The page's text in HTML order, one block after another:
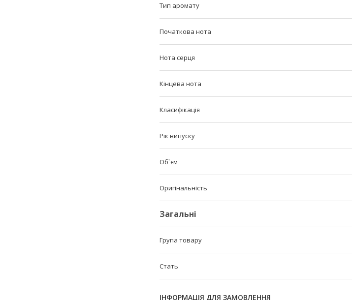
Тип аромату
Початкова нота
Нота серця
Кінцева нота
Класифікація
Рік випуску
Об`єм
Оригінальність
Загальні
Група товару
Стать
ІНФОРМАЦІЯ ДЛЯ ЗАМОВЛЕННЯ